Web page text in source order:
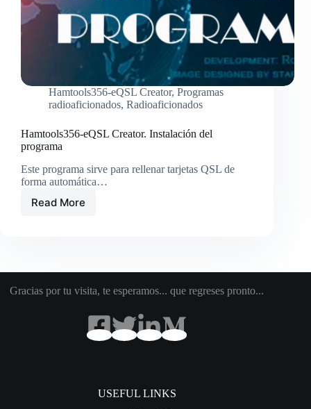
Hamtools356-eQSL Creator, Programas
radioaficionados, Radioaficionados
Hamtools356-eQSL Creator. Instalación del
programa
Este programa sirve para rellenar tarjetas QSL de
forma automática…
Read MoreHamtools356-
programa
Gracias por tu visita, te esperamos... que regreses pronto...
USEFUL LINKS